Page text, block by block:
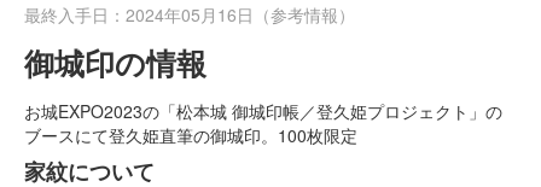
最終入手日：2024年05月16日（参考情報）
御城印の情報
お城EXPO2023の「松本城 御城印帳／登久姫プロジェクト」の
ブースにて登久姫直筆の御城印。100枚限定
家紋について